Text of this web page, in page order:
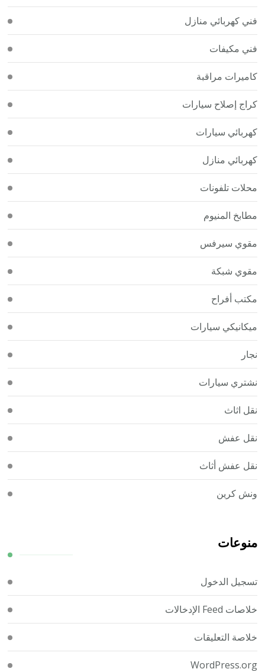
فني كهربائي منازل
فني مكيفات
كاميرات مراقبة
كراج إصلاح سيارات
كهربائي سيارات
كهربائي منازل
محلات تلفونات
مطابخ المنيوم
مقوي سيرفس
مقوي شبكة
مكتب أفراح
ميكانيكي سيارات
نجار
نشتري سيارات
نقل اثاث
نقل عفش
نقل عفش أثاث
ونش كرين
منوعات
تسجيل الدخول
خلاصات Feed الإدخالات
خلاصة التعليقات
WordPress.org